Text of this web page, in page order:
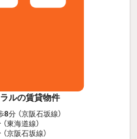
ルの賃貸物件
8分 （京阪石坂線）
（東海道線）
（京阪石坂線）